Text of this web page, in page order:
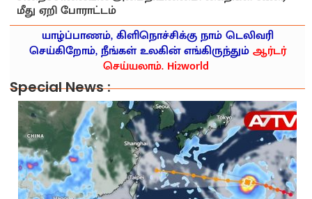
மீது ஏறி போராட்டம்
யாழ்ப்பாணம், கிளிநொச்சிக்கு நாம் டெலிவரி
செய்கிறோம், நீங்கள் உலகின் எங்கிருந்தும்ஆர்டர்
செய்யலாம். Hi2world
Special News :